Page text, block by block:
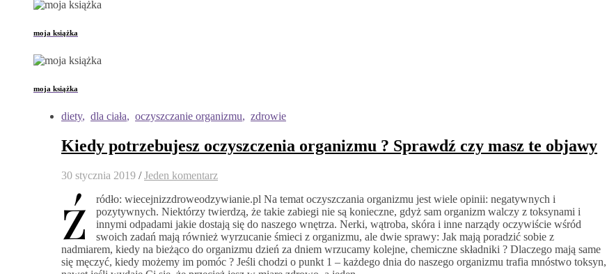
moja książka
moja książka
diety, dla ciała, oczyszczanie organizmu, zdrowie
Kiedy potrzebujesz oczyszczenia organizmu ? Sprawdź czy masz te objawy
30 stycznia 2019 / Jeden komentarz
ź
ródło: wiecejnizzdroweodzywianie.pl Na temat oczyszczania organizmu jest wiele opinii: negatywnych i
pozytywnych. Niektórzy twierdzą, że takie zabiegi nie są konieczne, gdyż sam organizm walczy z toksynami i
innymi odpadami jakie dostają się do naszego wnętrza. Nerki, wątroba, skóra i inne narządy oczywiście wśród
swoich zadań mają również wyrzucanie śmieci z organizmu, ale dwie sprawy: Jak mają poradzić sobie z
nadmiarem, kiedy na bieżąco do organizmu dzień za dniem wrzucamy kolejne, chemiczne składniki ? Dlaczego mają same
się męczyć, kiedy możemy im pomóc ? Jeśli chodzi o punkt 1 – każdego dnia do naszego organizmu trafia mnóstwo toksyn,